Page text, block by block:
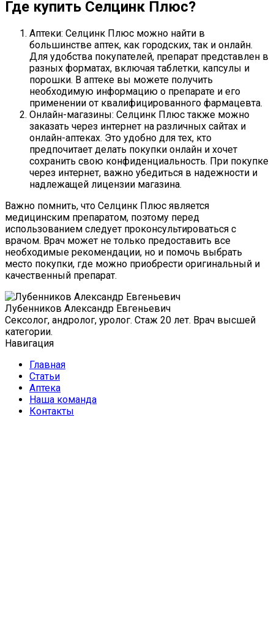
Где купить Селцинк Плюс?
Аптеки: Селцинк Плюс можно найти в
большинстве аптек, как городских, так и онлайн.
Для удобства покупателей, препарат представлен в
разных форматах, включая таблетки, капсулы и
порошки. В аптеке вы можете получить
необходимую информацию о препарате и его
применении от квалифицированного фармацевта.
Онлайн-магазины: Селцинк Плюс также можно
заказать через интернет на различных сайтах и
онлайн-аптеках. Это удобно для тех, кто
предпочитает делать покупки онлайн и хочет
сохранить свою конфиденциальность. При покупке
через интернет, важно убедиться в надежности и
надлежащей лицензии магазина.
Важно помнить, что Селцинк Плюс является
медицинским препаратом, поэтому перед
использованием следует проконсультироваться с
врачом. Врач может не только предоставить все
необходимые рекомендации, но и помочь выбрать
место покупки, где можно приобрести оригинальный и
качественный препарат.
Лубенников Александр Евгеньевич
Сексолог, андролог, уролог. Стаж 20 лет. Врач высшей
категории.
Навигация
Главная
Статьи
Аптека
Наша команда
Контакты